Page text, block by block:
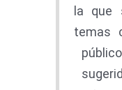
la que
temas